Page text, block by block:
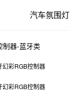
制器-蓝牙类
幻彩RGB控制器
幻彩RGB控制器
汽车氛围灯